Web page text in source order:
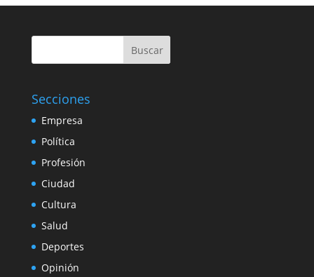
Buscar
Secciones
Empresa
Política
Profesión
Ciudad
Cultura
Salud
Deportes
Opinión